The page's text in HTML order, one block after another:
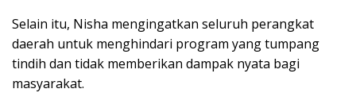
Selain itu, Nisha mengingatkan seluruh perangkat
daerah untuk menghindari program yang tumpang
tindih dan tidak memberikan dampak nyata bagi
masyarakat.